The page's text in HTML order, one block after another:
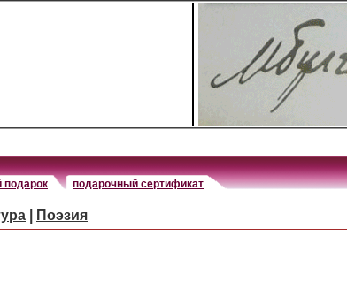
подарок подарочный сертификат
Поэзия